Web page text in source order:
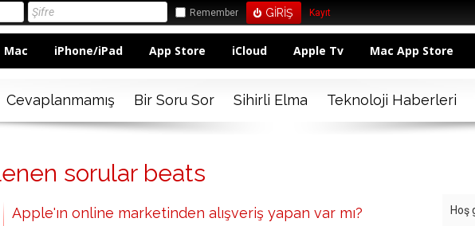
Remember Kayıt
Mac iPhone/iPad App Store iCloud Apple Tv Mac App Store
Cevaplanmamış Bir Soru Sor Sihirli Elma Teknoloji Haberleri
sorular beats
Apple'ın online marketinden alışveriş yapan var mı? Hoş